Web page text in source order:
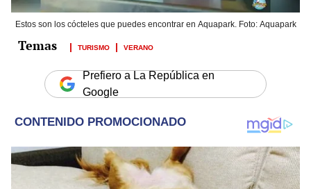
Estos son los cócteles que puedes encontrar en Aquapark. Foto: Aquapark
TURISMO VERANO
Prefiero a La República en
Google